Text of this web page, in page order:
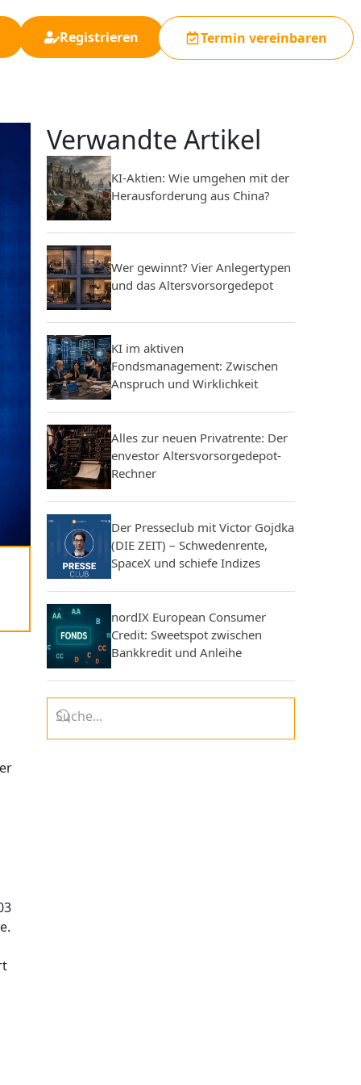
Registrieren Termin vereinbaren
Verwandte Artikel
KI-Aktien: Wie umgehen mit der
Herausforderung aus China?
Wer gewinnt? Vier Anlegertypen
und das Altersvorsorgedepot
KI im aktiven
Fondsmanagement: Zwischen
Anspruch und Wirklichkeit
Alles zur neuen Privatrente: Der
envestor Altersvorsorgedepot-
Rechner
Der Presseclub mit Victor Gojdka
(DIE ZEIT) – Schwedenrente,
SpaceX und schiefe Indizes
nordIX European Consumer
Credit: Sweetspot zwischen
Bankkredit und Anleihe